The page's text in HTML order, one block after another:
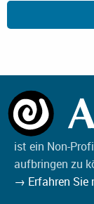
ist ein Non-
aufbringen zu
→ Erfahren Sie